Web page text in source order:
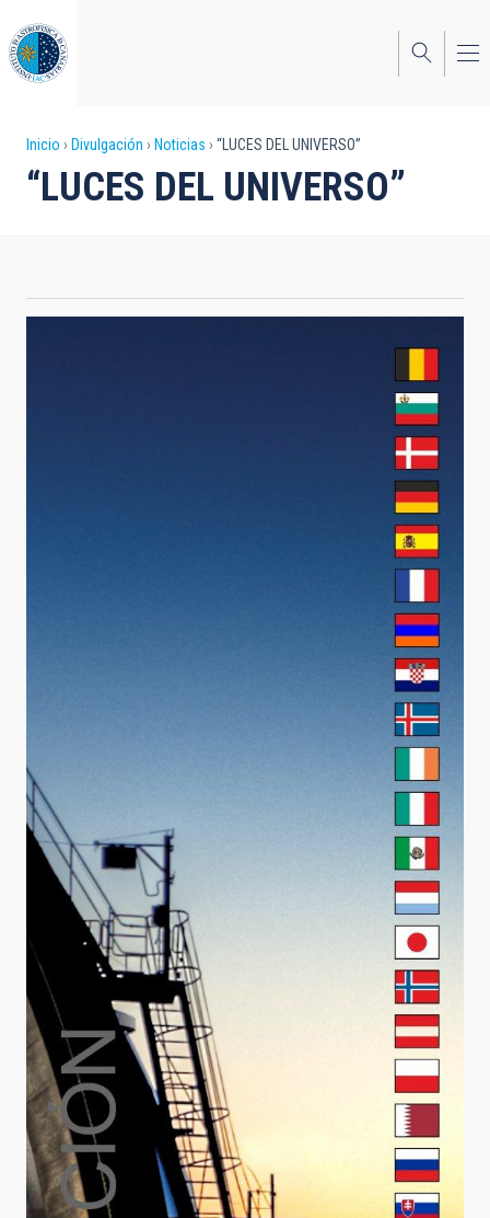
al
contenido
principal
Sobrescribir
enlaces
a
Inicio Divulgación Noticias “LUCES DEL UNIVERSO”
“LUCES DEL UNIVERSO”